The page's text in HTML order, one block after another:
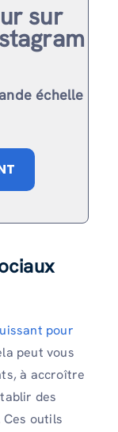
sur
échelle
pour
peut vous
à accroître
des
outils